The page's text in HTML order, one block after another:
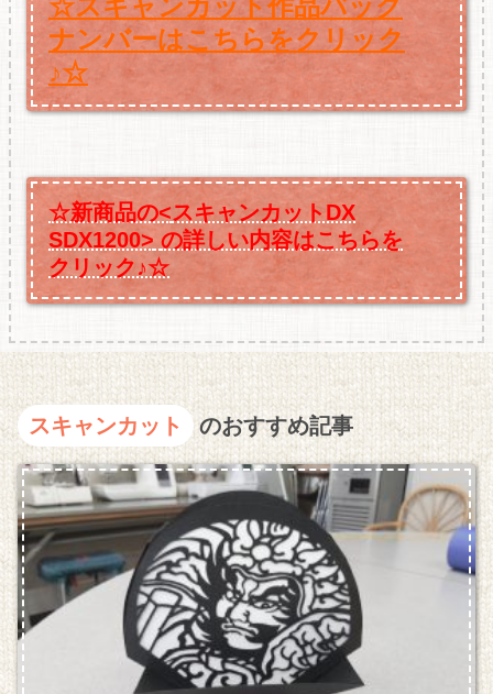
☆スキャンカット作品バック
ナンバーはこちらをクリック
♪☆
☆新商品の<スキャンカットDX
SDX1200> の詳しい内容はこちらを
クリック♪☆
スキャンカット のおすすめ記事